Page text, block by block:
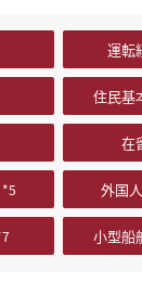
運転
住民基
在
外国
小型船